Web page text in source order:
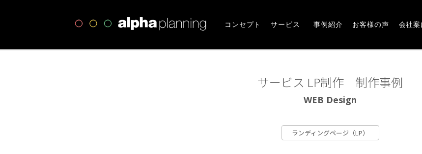
高崎市・前橋市の広告デザインならアルファー企画
コンセプト
サービス
事例紹介
お客様の声
会社案
サービス LP制作 制作事例
WEB Design
ランディングページ（LP）